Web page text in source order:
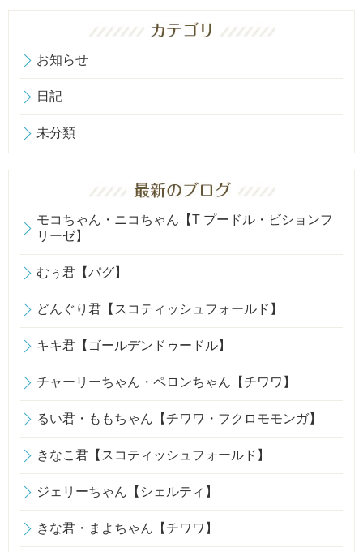
お知らせ
日記
未分類
モコちゃん・ニコちゃん【T プードル・ビションフ
リーゼ】
むぅ君【パグ】
どんぐり君【スコティッシュフォールド】
キキ君【ゴールデンドゥードル】
チャーリーちゃん・ペロンちゃん【チワワ】
るい君・ももちゃん【チワワ・フクロモモンガ】
きなこ君【スコティッシュフォールド】
ジェリーちゃん【シェルティ】
きな君・まよちゃん【チワワ】